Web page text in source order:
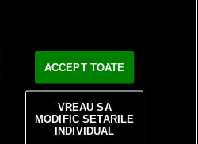
ACCEPT TOATE
VREAU SA
MODIFIC SETARILE
INDIVIDUAL